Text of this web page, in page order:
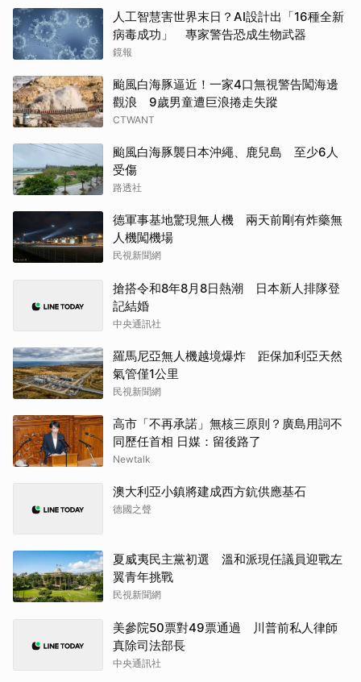
人工智慧害世界末日？AI設計出「16種全新
病毒成功」 專家警告恐成生物武器
鏡報
颱風白海豚逼近！一家4口無視警告闖海邊
觀浪 9歲男童遭巨浪捲走失蹤
CTWANT
颱風白海豚襲日本沖繩、鹿兒島 至少6人
受傷
路透社
德軍事基地驚現無人機 兩天前剛有炸藥無
人機闖機場
民視新聞網
搶搭令和8年8月8日熱潮 日本新人排隊登
記結婚
中央通訊社
羅馬尼亞無人機越境爆炸 距保加利亞天然
氣管僅1公里
民視新聞網
高市「不再承諾」無核三原則？廣島用詞不
同歷任首相 日媒：留後路了
Newtalk
澳大利亞小鎮將建成西方鈧供應基石
德國之聲
夏威夷民主黨初選 溫和派現任議員迎戰左
翼青年挑戰
民視新聞網
美參院50票對49票通過 川普前私人律師
真除司法部長
中央通訊社